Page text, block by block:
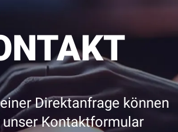
Direktanfrage können
unser Kontaktformular